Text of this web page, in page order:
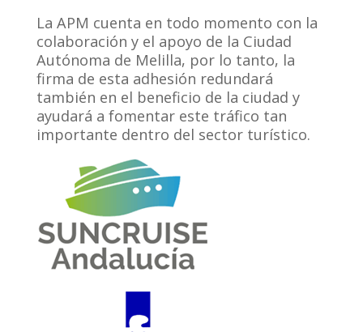
La APM cuenta en todo momento con la
colaboración y el apoyo de la Ciudad
Autónoma de Melilla, por lo tanto, la
firma de esta adhesión redundará
también en el beneficio de la ciudad y
ayudará a fomentar este tráfico tan
importante dentro del sector turístico.